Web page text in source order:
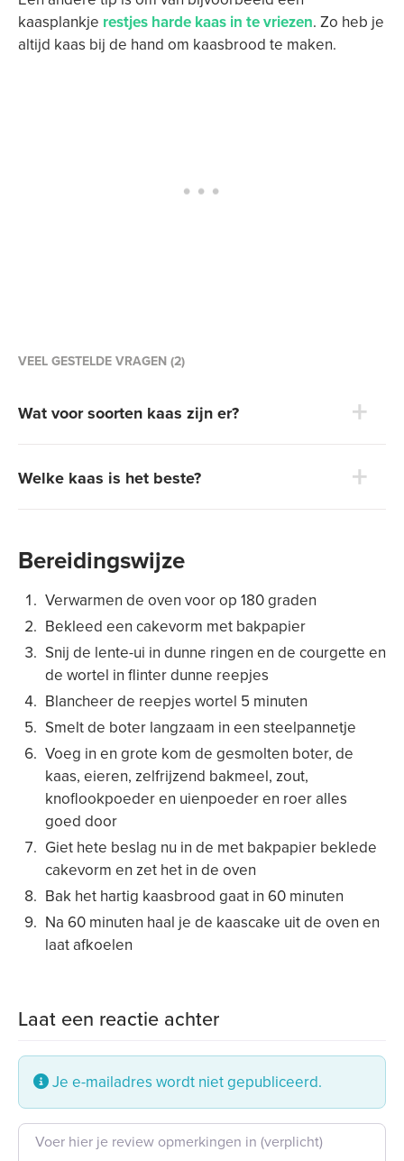
kaasplankje restjes harde kaas in te vriezen. Zo heb je
altijd kaas bij de hand om kaasbrood te maken.
VEEL GESTELDE VRAGEN (2)
Wat voor soorten kaas zijn er?
Welke kaas is het beste?
Bereidingswijze
Verwarmen de oven voor op 180 graden
Bekleed een cakevorm met bakpapier
Snij de lente-ui in dunne ringen en de courgette en
de wortel in flinter dunne reepjes
Blancheer de reepjes wortel 5 minuten
Smelt de boter langzaam in een steelpannetje
Voeg in en grote kom de gesmolten boter, de
kaas, eieren, zelfrijzend bakmeel, zout,
knoflookpoeder en uienpoeder en roer alles
goed door
Giet hete beslag nu in de met bakpapier beklede
cakevorm en zet het in de oven
Bak het hartig kaasbrood gaat in 60 minuten
Na 60 minuten haal je de kaascake uit de oven en
laat afkoelen
Laat een reactie achter
Je e-mailadres wordt niet gepubliceerd.
Beoordeling tekst